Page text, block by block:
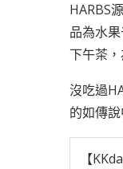
HARBS
品為水
下午茶
沒吃過
的如傳
【